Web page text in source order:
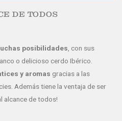
DE TODOS
posibilidades , con sus
o delicioso cerdo Ibérico.
y aromas gracias a las
Además tiene la ventaja de ser
alcance de todos!